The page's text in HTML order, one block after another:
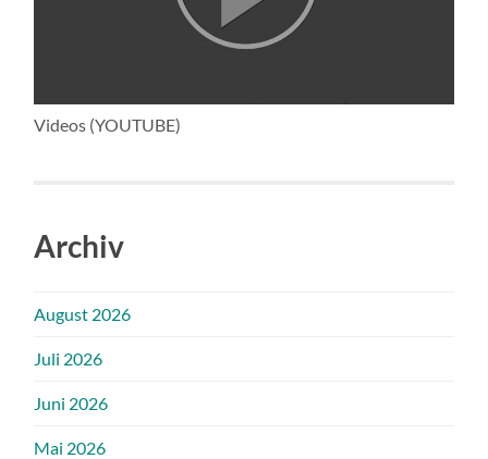
Videos (YOUTUBE)
Archiv
August 2026
Juli 2026
Juni 2026
Mai 2026